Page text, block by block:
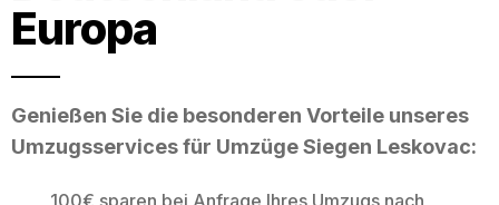
Europa
Genießen Sie die besonderen Vorteile unseres
Umzugsservices für Umzüge Siegen Leskovac:
100€ sparen bei Anfrage Ihres Umzugs nach